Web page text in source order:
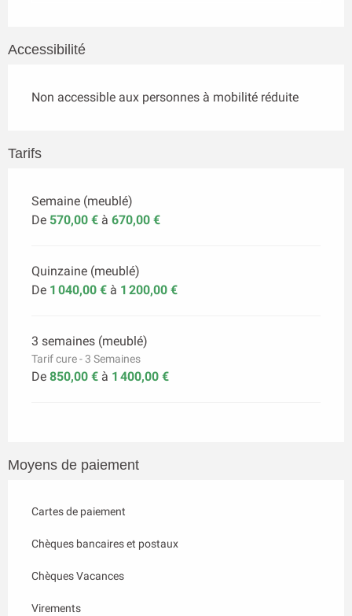
Accessibilité
Non accessible aux personnes à mobilité réduite
Tarifs
Semaine (meublé)
De 570,00 € à 670,00 €
Quinzaine (meublé)
De 1 040,00 € à 1 200,00 €
3 semaines (meublé)
Tarif cure - 3 Semaines
De 850,00 € à 1 400,00 €
Moyens de paiement
Cartes de paiement
Chèques bancaires et postaux
Chèques Vacances
Virements